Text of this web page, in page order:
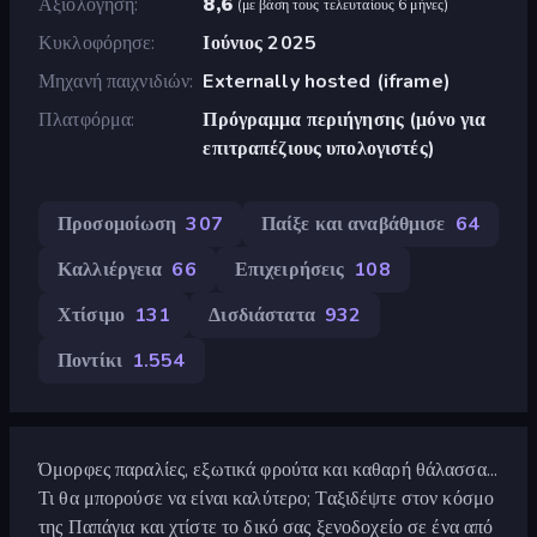
(με βάση τους τελευταίους 6 μήνες)
Κυκλοφόρησε
Ιούνιος 2025
Μηχανή παιχνιδιών Externally hosted (iframe)
Πλατφόρμα
Πρόγραμμα περιήγησης (μόνο για
επιτραπέζιους υπολογιστές)
Προσομοίωση 307 Παίξε και αναβάθμισε 64
Καλλιέργεια 66 Επιχειρήσεις 108
Χτίσιμο 131 Δισδιάστατα 932
Ποντίκι 1.554
Όμορφες παραλίες, εξωτικά φρούτα και καθαρή θάλασσα...
Τι θα μπορούσε να είναι καλύτερο; Ταξιδέψτε στον κόσμο
της Παπάγια και χτίστε το δικό σας ξενοδοχείο σε ένα από